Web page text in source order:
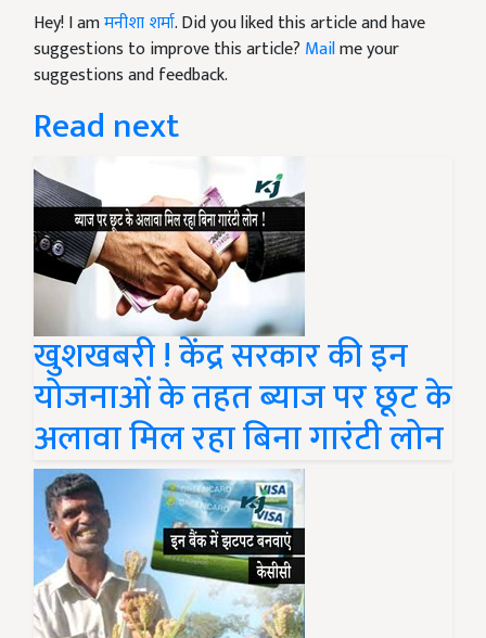
Hey! I amमनीशा शर्मा. Did you liked this article and have
suggestions to improve this article? Mailme your
suggestions and feedback.
Read next
खुशखबरी ! केंद्र सरकार की इन
योजनाओं के तहत ब्याज पर छूट के
अलावा मिल रहा बिना गारंटी लोन